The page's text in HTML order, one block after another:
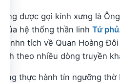
được gọi kính xưng là
của hệ thống thần linh Tứ phủ
nhn tích về Quan Hoàng
theo nhiều dòng truyền
thực hành tín ngưỡng